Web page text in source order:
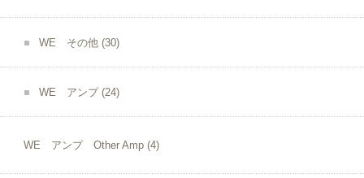
WE その他 (30)
WE アンプ (24)
WE アンプ Other Amp (4)